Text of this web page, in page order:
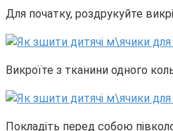
Для початку, роздрукуйте
Викроїте з тканини одного
Покладіть перед собою